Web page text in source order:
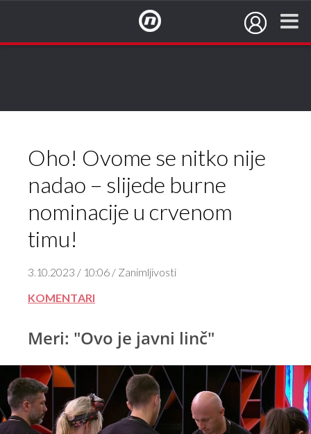
Oho! Ovome se nitko nije
nadao – slijede burne
nominacije u crvenom
timu!
3.10.2023 / 10:06 / Zanimljivosti
KOMENTARI
Meri: "Ovo je javni linč"